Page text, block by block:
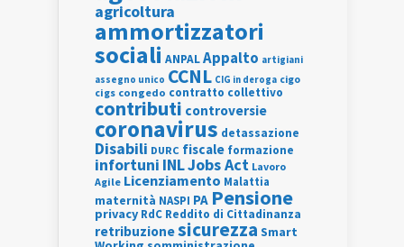
agricoltura
ammortizzatori
sociali ANPALAppalto artigiani
assegno unico CCNL CIG in deroga cigo
cigs congedo contratto collettivo
contributi controversie
coronavirus detassazione
Disabili DURC fiscale formazione
infortuni INLJobs Act Lavoro
Agile Licenziamento Malattia
maternità NASPI PA Pensione
privacy RdC Reddito di Cittadinanza
retribuzionesicurezza Smart